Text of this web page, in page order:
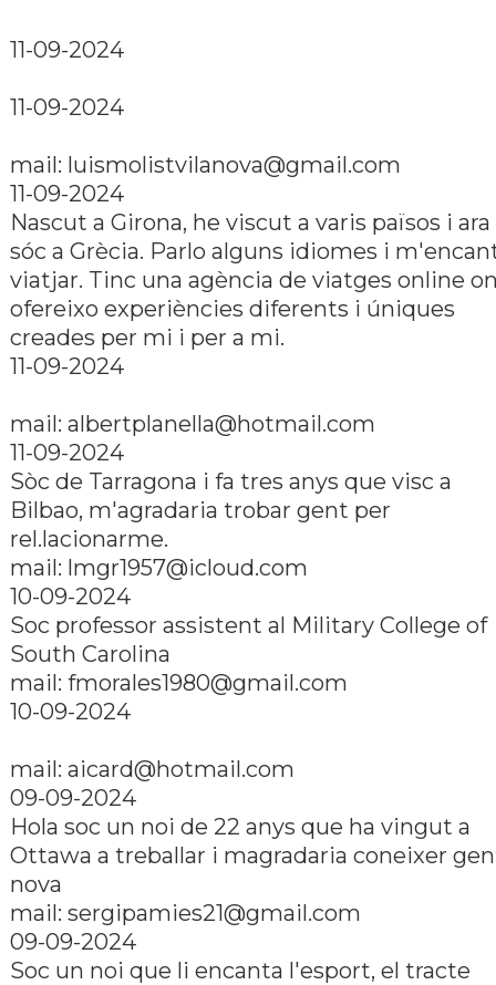
11-09-2024
11-09-2024
mail: luismolistvilanova@gmail.com
11-09-2024
Nascut a Girona, he viscut a varis països i ara
sóc a Grècia. Parlo alguns idiomes i
viatjar. Tinc una agència de viatges online
ofereixo experiències diferents i úniques
creades per mi i per a mi.
11-09-2024
mail: albertplanella@hotmail.com
11-09-2024
Sòc de Tarragona i fa tres anys que visc a
Bilbao, m'agradaria trobar gent per
rel.lacionarme.
mail: lmgr1957@icloud.com
10-09-2024
Soc professor assistent al Military College of
South Carolina
mail: fmorales1980@gmail.com
10-09-2024
mail: aicard@hotmail.com
09-09-2024
Hola soc un noi de 22 anys que ha vingut a
Ottawa a treballar i magradaria coneixer
nova
mail: sergipamies21@gmail.com
09-09-2024
Soc un noi que li encanta l'esport, el tracte